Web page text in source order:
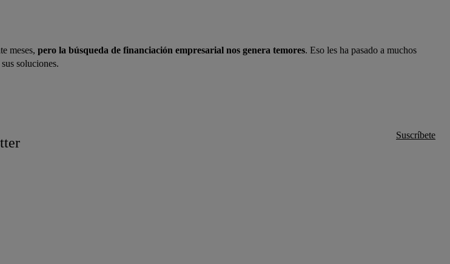
meses, pero la búsqueda de financiación empresarial nos genera temores. Eso les ha pasado a muchos
soluciones.
Suscríbete